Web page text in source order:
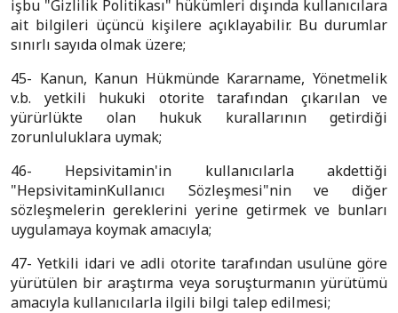
işbu "Gizlilik Politikası" hükümleri dışında kullanıcılara
ait bilgileri üçüncü kişilere açıklayabilir. Bu durumlar
sınırlı sayıda olmak üzere;
45- Kanun, Kanun Hükmünde Kararname, Yönetmelik
v.b. yetkili hukuki otorite tarafından çıkarılan ve
yürürlükte olan hukuk kurallarının getirdiği
zorunluluklara uymak;
46- Hepsivitamin'in kullanıcılarla akdettiği
"HepsivitaminKullanıcı Sözleşmesi"nin ve diğer
sözleşmelerin gereklerini yerine getirmek ve bunları
uygulamaya koymak amacıyla;
47- Yetkili idari ve adli otorite tarafından usulüne göre
yürütülen bir araştırma veya soruşturmanın yürütümü
amacıyla kullanıcılarla ilgili bilgi talep edilmesi;